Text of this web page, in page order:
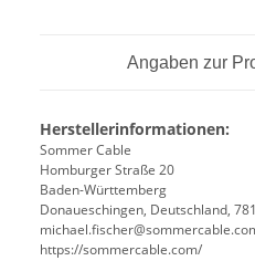
Angaben zur
Herstellerinformationen:
Sommer Cable
Homburger Straße 20
Baden-Württemberg
Donaueschingen, Deutschland,
https://sommercable.com/